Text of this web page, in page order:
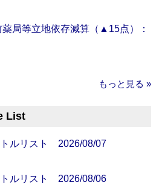
薬局等立地依存減算（▲15点）：
もっと見る »
List
ルリスト 2026/08/07
ルリスト 2026/08/06